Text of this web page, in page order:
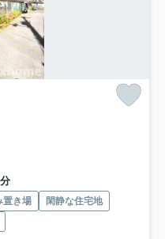
置き場
閑静な住宅地